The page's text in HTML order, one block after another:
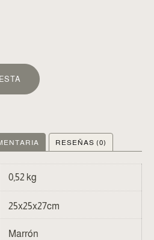
RESEÑAS (0)
0,52 kg
25x25x27cm
Marrón